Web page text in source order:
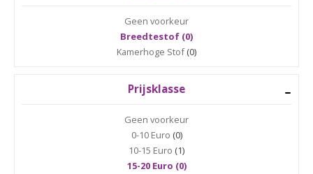
Geen voorkeur
Breedtestof (0)
Kamerhoge Stof(0)
Prijsklasse
Geen voorkeur
0-10 Euro (0)
10-15 Euro (1)
15-20 Euro (0)